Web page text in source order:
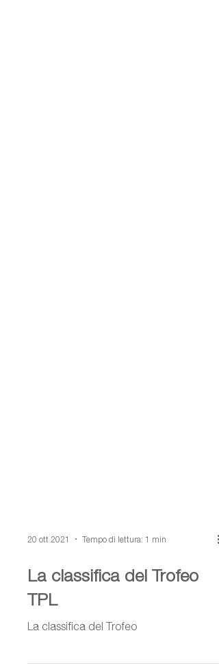
20 ott 2021 Tempo di lettura: 1 min
La classifica del Trofeo
TPL
La classifica del Trofeo